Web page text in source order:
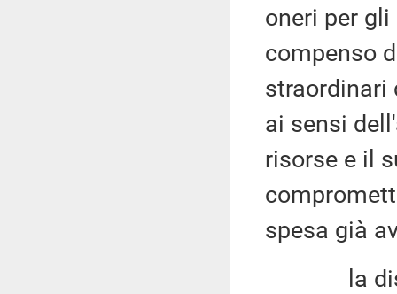
oneri per
compenso
straordinari
ai sensi
risorse e il
spesa già
la